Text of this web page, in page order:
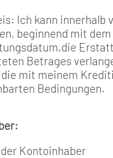
Ich kann innerhalb
beginnend mit dem
Betrages
die mit meinem
Bedingungen.
Kontoinhaber